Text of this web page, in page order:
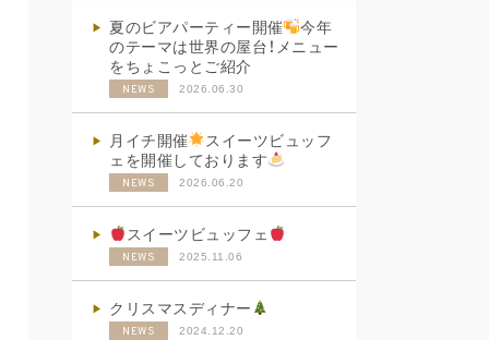
夏のビアパーティー開催
今年
のテーマは世界の屋台！メニュー
をちょこっとご紹介
NEWS 2026.06.30
月イチ開催
スイーツビュッフ
ェを開催しております
NEWS 2026.06.20
スイーツビュッフェ
NEWS 2025.11.06
クリスマスディナー
NEWS 2024.12.20